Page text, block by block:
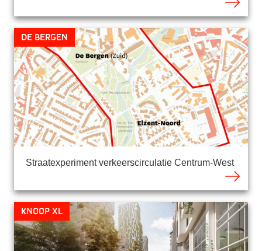
Straatexperiment verkeerscirculatie Centrum-West
De Bergen
Knoop XL